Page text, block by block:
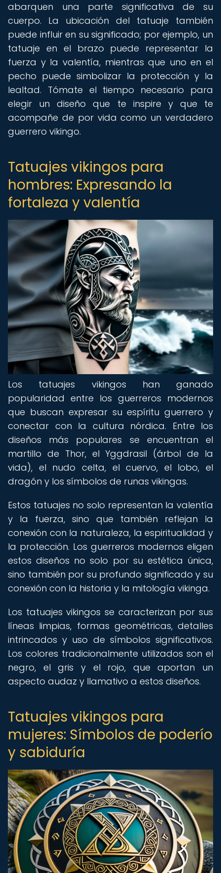
abarquen una parte significativa de su
cuerpo. La ubicación del tatuaje también
puede influir en su significado; por ejemplo, un
tatuaje en el brazo puede representar la
fuerza y la valentía, mientras que uno en el
pecho puede simbolizar la protección y la
lealtad. Tómate el tiempo necesario para
elegir un diseño que te inspire y que te
acompañe de por vida como un verdadero
guerrero vikingo.
Tatuajes vikingos para
hombres: Expresando la
fortaleza y valentía
Los tatuajes vikingos han ganado
popularidad entre los guerreros modernos
que buscan expresar su espíritu guerrero y
conectar con la cultura nórdica. Entre los
diseños más populares se encuentran el
martillo de Thor, el Yggdrasil (árbol de la
vida), el nudo celta, el cuervo, el lobo, el
dragón y los símbolos de runas vikingas.
Estos tatuajes no solo representan la valentía
y la fuerza, sino que también reflejan la
conexión con la naturaleza, la espiritualidad y
la protección. Los guerreros modernos eligen
estos diseños no solo por su estética única,
sino también por su profundo significado y su
conexión con la historia y la mitología vikinga.
Los tatuajes vikingos se caracterizan por sus
líneas limpias, formas geométricas, detalles
intrincados y uso de símbolos significativos.
Los colores tradicionalmente utilizados son el
negro, el gris y el rojo, que aportan un
aspecto audaz y llamativo a estos diseños.
Tatuajes vikingos para
mujeres: Símbolos de poderío
y sabiduría